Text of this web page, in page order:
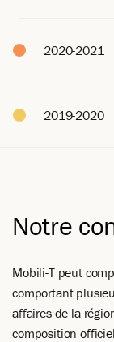
2020-2021
2019-2020
Notre
Mobili-T peut
comportant
affaires de la
composition